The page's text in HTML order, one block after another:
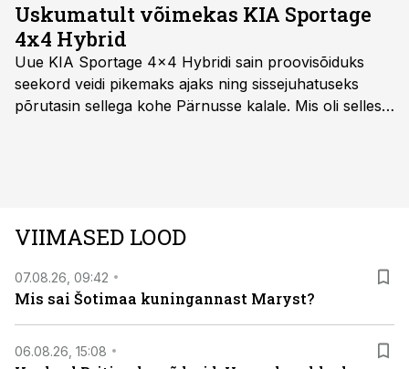
Uskumatult võimekas KIA Sportage
4x4 Hybrid
Uue KIA Sportage 4x4 Hybridi sain proovisõiduks
seekord veidi pikemaks ajaks ning sissejuhatuseks
põrutasin sellega kohe Pärnusse kalale. Mis oli selles
VIIMASED LOOD
07.08.26, 09:42
Mis sai Šotimaa kuningannast Maryst?
06.08.26, 15:08